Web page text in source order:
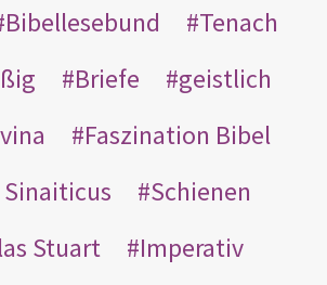
Bibellesebund
Tenach
Briefe
geistlich
Faszination Bibel
Sinaiticus
Schienen
Stuart
Imperativ